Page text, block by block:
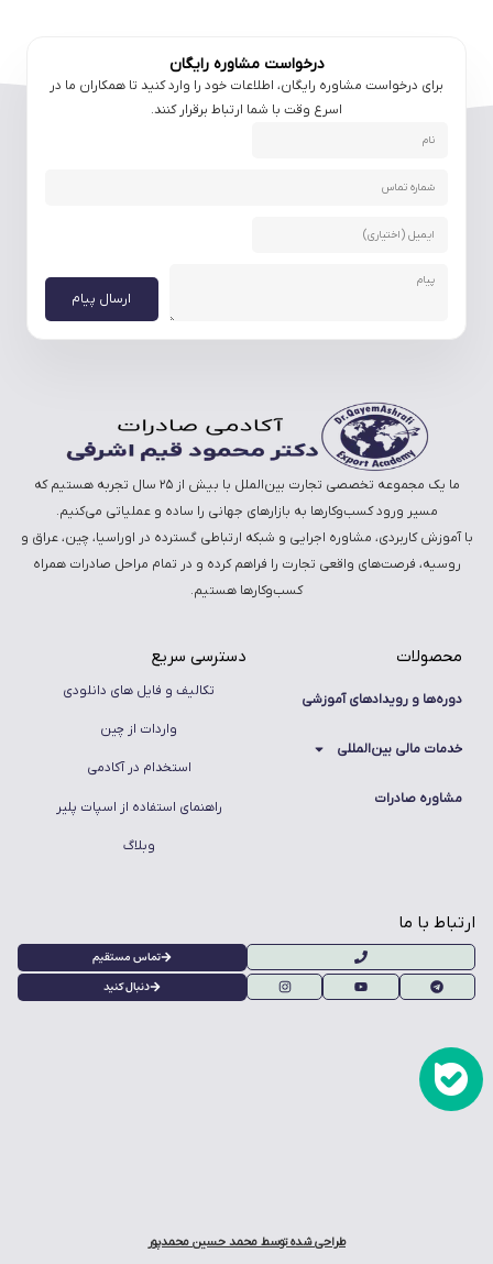
درخواست مشاوره رایگان
برای درخواست مشاوره رایگان، اطلاعات خود را وارد کنید تا همکاران ما در
اسرع وقت با شما ارتباط برقرار کنند.
ارسال پیام
ما یک مجموعه تخصصی تجارت بین‌الملل با بیش از ۲۵ سال تجربه هستیم که
مسیر ورود کسب‌وکارها به بازارهای جهانی را ساده و عملیاتی می‌کنیم.
با آموزش کاربردی، مشاوره اجرایی و شبکه ارتباطی گسترده در اوراسیا، چین، عراق و
روسیه، فرصت‌های واقعی تجارت را فراهم کرده و در تمام مراحل صادرات همراه
کسب‌وکارها هستیم.
دسترسی سریع
تکالیف و فایل های دانلودی
واردات از چین
استخدام در آکادمی
راهنمای استفاده از اسپات پلیر
وبلاگ
محصولات
دوره‌ها و رویدادهای آموزشی
خدمات مالی بین‌المللی
مشاوره صادرات
ارتباط با ما
تماس مستقیم
دنبال کنید
طراحی شده توسط محمد حسین محمدپور